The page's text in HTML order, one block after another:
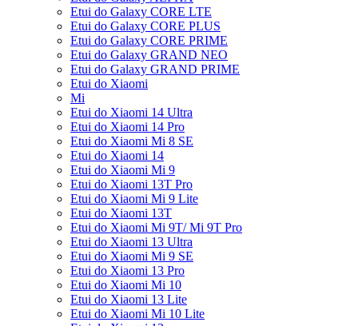
Etui do Galaxy CORE LTE
Etui do Galaxy CORE PLUS
Etui do Galaxy CORE PRIME
Etui do Galaxy GRAND NEO
Etui do Galaxy GRAND PRIME
Etui do Xiaomi
Mi
Etui do Xiaomi 14 Ultra
Etui do Xiaomi 14 Pro
Etui do Xiaomi Mi 8 SE
Etui do Xiaomi 14
Etui do Xiaomi Mi 9
Etui do Xiaomi 13T Pro
Etui do Xiaomi Mi 9 Lite
Etui do Xiaomi 13T
Etui do Xiaomi Mi 9T/ Mi 9T Pro
Etui do Xiaomi 13 Ultra
Etui do Xiaomi Mi 9 SE
Etui do Xiaomi 13 Pro
Etui do Xiaomi Mi 10
Etui do Xiaomi 13 Lite
Etui do Xiaomi Mi 10 Lite